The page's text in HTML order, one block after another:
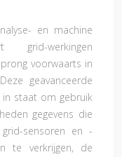
en machine
grid-werkingen
voorwaarts in
geavanceerde
staat om gebruik
gegevens die
sensoren en -
te verkrijgen, de